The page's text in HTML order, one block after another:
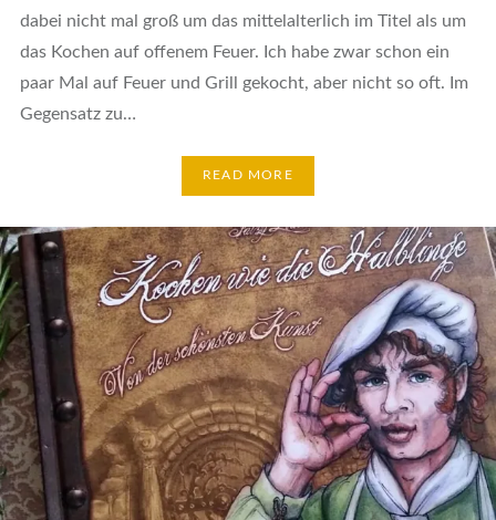
dabei nicht mal groß um das mittelalterlich im Titel als um
das Kochen auf offenem Feuer. Ich habe zwar schon ein
paar Mal auf Feuer und Grill gekocht, aber nicht so oft. Im
Gegensatz zu…
READ MORE